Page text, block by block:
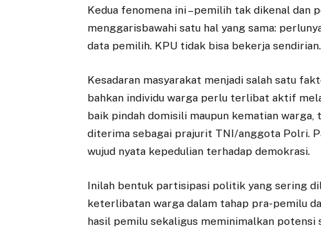
Kedua fenomena ini –pemilih tak dikenal dan
menggarisbawahi satu hal yang sama:
data pemilih. KPU tidak bisa bekerja sendirian.
Kesadaran masyarakat menjadi salah satu
bahkan individu warga perlu terlibat aktif
baik pindah domisili maupun kematian
diterima sebagai prajurit TNI/anggota Polri.
wujud nyata kepedulian terhadap demokrasi.
Inilah bentuk partisipasi politik yang sering
keterlibatan warga dalam tahap pra-pemilu
hasil pemilu sekaligus meminimalkan